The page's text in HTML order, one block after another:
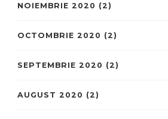
NOIEMBRIE 2020 (2)
OCTOMBRIE 2020 (2)
SEPTEMBRIE 2020 (2)
AUGUST 2020 (2)